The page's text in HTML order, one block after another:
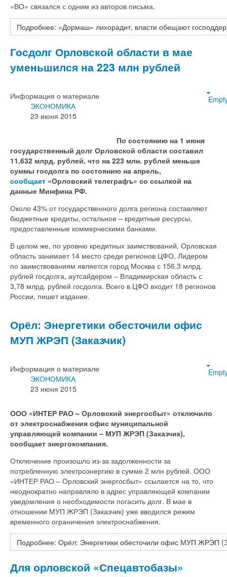
«ВО» связался с одним из авторов письма.
Подробнее: «Дормаш» лихорадит, власти обещают
Госдолг Орловской области в мае
уменьшился на 223 млн рублей
Информация о материале
ЭКОНОМИКА
23 июня 2015
По состоянию на 1 июня
государственный долг Орловской области составил
11,632 млрд. рублей, что на 223 млн. рублей меньше
суммы госдолга по состоянию на апрель,
сообщает «Орловский телеграфъ» со ссылкой на
данные Минфина РФ.
Около 43% от государственного долга региона составляют
бюджетные кредиты, остальное – кредитные ресурсы,
предоставленные коммерческими банками.
В целом же, по уровню кредитных заимствований, Орловская
область занимает 14 место среди регионов ЦФО. Лидером
по заимствованиям является город Москва с 156,3 млрд.
рублей госдолга, аутсайдером – Владимирская область с
3,78 млрд. рублей госдолга. Всего в ЦФО входит 18 регионов
России, пишет издание.
Орёл: Энергетики обесточили офис
МУП ЖРЭП (Заказчик)
Информация о материале
ЭКОНОМИКА
23 июня 2015
ООО «ИНТЕР РАО – Орловский энергосбыт» отключило
от электроснабжения офис муниципальной
управляющей компании – МУП ЖРЭП (Заказчик),
сообщает энергокомпания.
Отключение произошло из-за задолженности за
потребленную электроэнергию в сумме 2 млн рублей. ООО
«ИНТЕР РАО – Орловский энергосбыт» ссылается на то, что
неоднократно направляло в адрес управляющей компании
уведомления о необходимости погасить долг. В мае в
отношении МУП ЖРЭП (Заказчик) уже вводился режим
временного ограничения электроснабжения.
Подробнее: Орёл: Энергетики обесточили офис МУП ЖРЭП
Для орловской «Спецавтобазы»